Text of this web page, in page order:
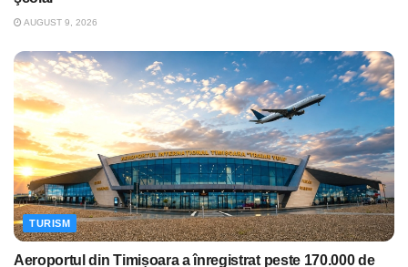
AUGUST 9, 2026
TURISM
Aeroportul din Timișoara a înregistrat peste 170.000 de